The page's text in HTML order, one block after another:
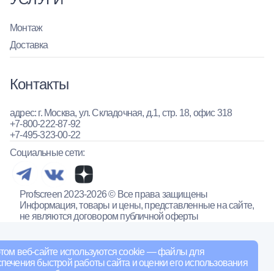
веб-сайте используются cookie — файлы для
быстрой работы сайта и оценки его использования
Монтаж
Доставка
Контакты
адрес: г. Москва, ул. Складочная, д.1, стр. 18, офис 318
+7-800-222-87-92
+7-495-323-00-22
Социальные сети:
Profscreen 2023-2026 © Все права защищены
Информация, товары и цены, представленные на сайте,
не являются договором публичной оферты